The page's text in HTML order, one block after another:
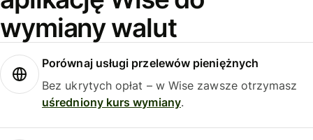
wymiany walut
Porównaj usługi przelewów pieniężnych
Bez ukrytych opłat – w Wise zawsze otrzymasz
uśredniony kurs wymiany.